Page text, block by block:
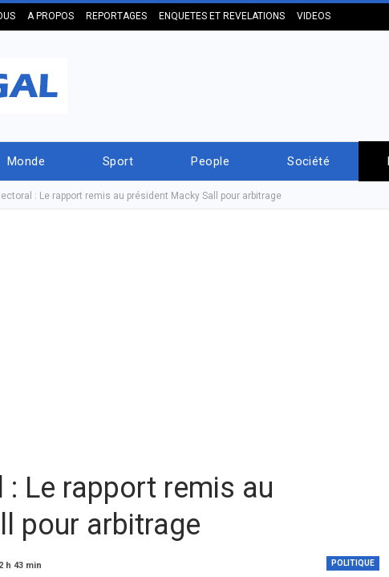
A PROPOS REPORTAGES ENQUETES ET REVELATIONS VIDEOS
Monde Sport People Société
: Le rapport remis au président Macky Sall pour arbitrage
Le rapport remis au
pour arbitrage
POLITIQUE
h 43 min